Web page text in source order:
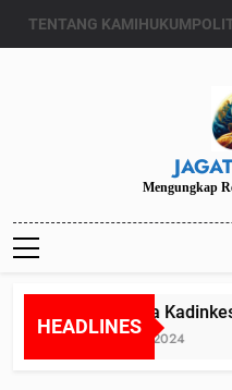
TENTANG KAMIHUKUM
Mengungkap
HEADLINES
Diduga Kadinkes
Juli 24, 2024